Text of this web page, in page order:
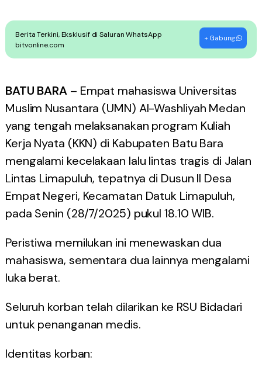
Berita Terkini, Eksklusif di Saluran WhatsApp
bitvonline.com
+ Gabung
BATU BARA – Empat mahasiswa Universitas
Muslim Nusantara (UMN) Al-Washliyah Medan
yang tengah melaksanakan program Kuliah
Kerja Nyata (KKN) di Kabupaten Batu Bara
mengalami kecelakaan lalu lintas tragis di Jalan
Lintas Limapuluh, tepatnya di Dusun II Desa
Empat Negeri, Kecamatan Datuk Limapuluh,
pada Senin (28/7/2025) pukul 18.10 WIB.
Peristiwa memilukan ini menewaskan dua
mahasiswa, sementara dua lainnya mengalami
luka berat.
Seluruh korban telah dilarikan ke RSU Bidadari
untuk penanganan medis.
Identitas korban: